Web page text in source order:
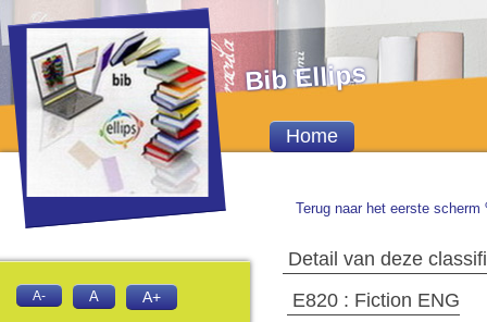
Terug naar het eerste scherm
Detail van deze
E820 : Fiction ENG
Bib Ellips
Home
A- A A+